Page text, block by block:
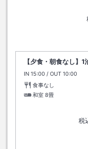
【夕食・朝食なし
IN チェックイン
15:00 / OUT チェック
10:00
食事なし
和室 8畳
税